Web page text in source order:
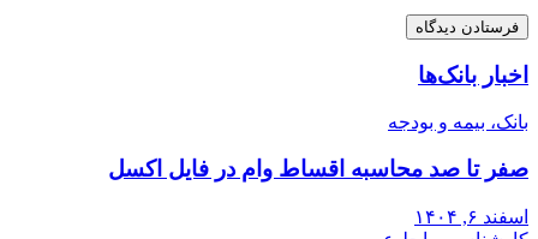
اخبار بانک‌ها
بانک، بیمه و بودجه
صفر تا صد محاسبه اقساط وام در فایل اکسل
اسفند ۶, ۱۴۰۴